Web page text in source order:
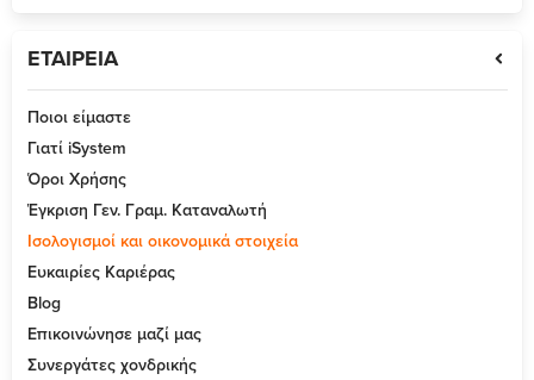
ΕΤΑΙΡΕΙΑ
Ποιοι είμαστε
Γιατί iSystem
Όροι Χρήσης
Έγκριση Γεν. Γραμ. Καταναλωτή
Ισολογισμοί και οικονομικά στοιχεία
Ευκαιρίες Καριέρας
Blog
Επικοινώνησε μαζί μας
Συνεργάτες χονδρικής